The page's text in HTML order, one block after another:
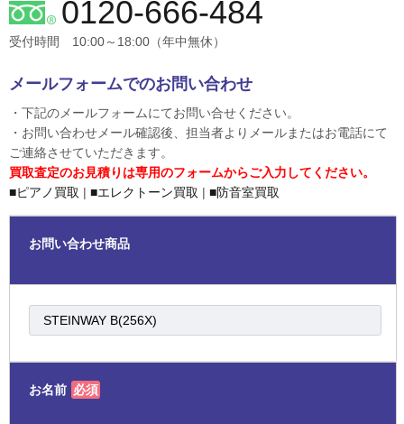
0120-666-484
受付時間 10:00～18:00（年中無休）
メールフォームでのお問い合わせ
・下記のメールフォームにてお問い合せください。
・お問い合わせメール確認後、担当者よりメールまたはお電話にて
ご連絡させていただきます。
買取査定のお見積りは専用のフォームからご入力してください。
■ピアノ買取 | ■エレクトーン買取 | ■防音室買取
お問い合わせ商品
お名前 必須